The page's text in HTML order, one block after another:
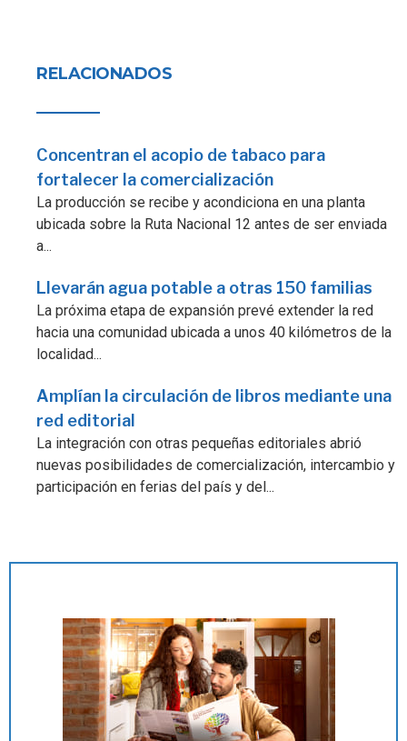
RELACIONADOS
Concentran el acopio de tabaco para
fortalecer la comercialización
La producción se recibe y acondiciona en una planta
ubicada sobre la Ruta Nacional 12 antes de ser enviada
a...
Llevarán agua potable a otras 150 familias
La próxima etapa de expansión prevé extender la red
hacia una comunidad ubicada a unos 40 kilómetros de la
localidad...
Amplían la circulación de libros mediante una
red editorial
La integración con otras pequeñas editoriales abrió
nuevas posibilidades de comercialización, intercambio y
participación en ferias del país y del...